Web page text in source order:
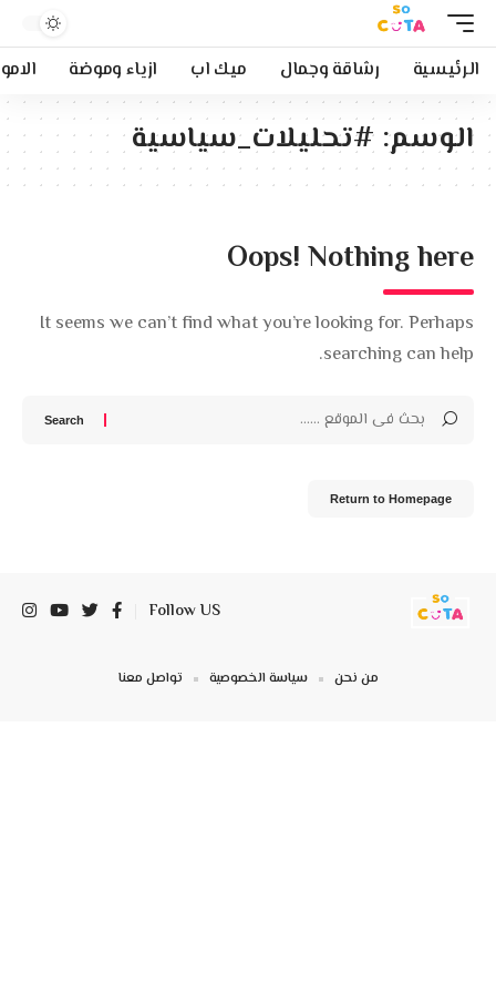
الرئيسية رشاقة وجمال ميك اب ازياء وموضة
الوسم: #تحليلات_سياسية
Oops! Nothing here
It seems we can’t find what you’re looking for. Perhaps
searching can help.
Return to Homepage
Follow US
من نحن سياسة الخصوصية تواصل معنا